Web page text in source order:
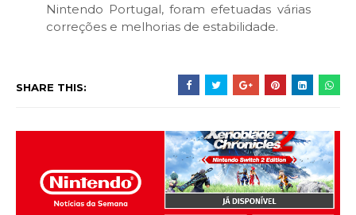
Nintendo Portugal, foram efetuadas várias
correções e melhorias de estabilidade.
SHARE THIS: